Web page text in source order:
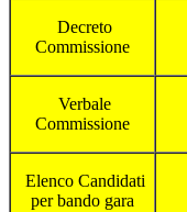
Decreto
Commissione
Verbale
Commissione
Elenco Candidati
per bando gara